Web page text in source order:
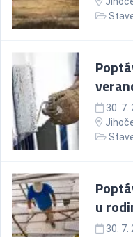
30. 7.
u
30. 7.